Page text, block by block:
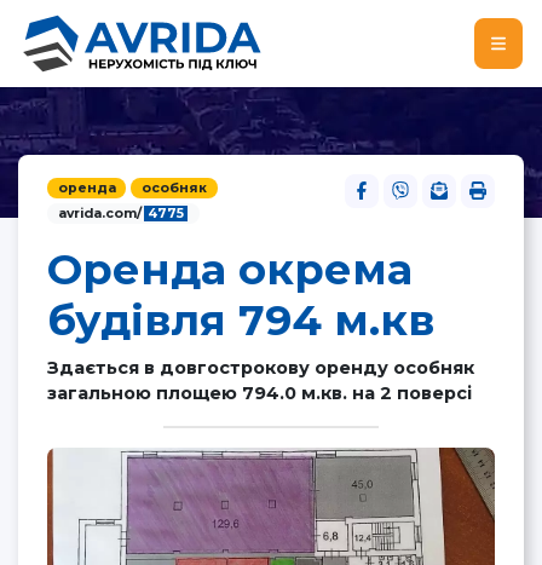
оренда
особняк
avrida.com/ 4775
Оренда окрема
будівля 794 м.кв
Здається в довгострокову оренду особняк
загальною площею 794.0 м.кв. на 2 поверсі